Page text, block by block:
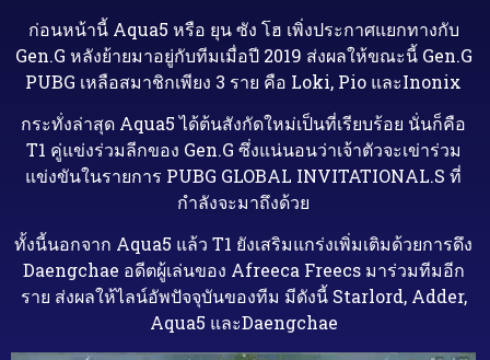
ก่อนหน้านี้ Aqua5 หรือ ยุน ซัง โฮ เพิ่งประกาศแยกทางกับ
Gen.G หลังย้ายมาอยู่กับทีมเมื่อปี 2019 ส่งผลให้ขณะนี้ Gen.G
PUBG เหลือสมาชิกเพียง 3 ราย คือ Loki, Pio และInonix
กระทั่งล่าสุด Aqua5 ได้ต้นสังกัดใหม่เป็นที่เรียบร้อย นั่นก็คือ
T1 คู่แข่งร่วมลีกของ Gen.G ซึ่งแน่นอนว่าเจ้าตัวจะเข่าร่วม
แข่งขันในรายการ PUBG GLOBAL INVITATIONAL.S ที่
กำลังจะมาถึงด้วย
ทั้งนี้นอกจาก Aqua5 แล้ว T1 ยังเสริมแกร่งเพิ่มเติมด้วยการดึง
Daengchae อดีตผู้เล่นของ Afreeca Freecs มาร่วมทีมอีก
ราย ส่งผลให้ไลน์อัพปัจจุบันของทีม มีดังนี้ Starlord, Adder,
Aqua5 และDaengchae